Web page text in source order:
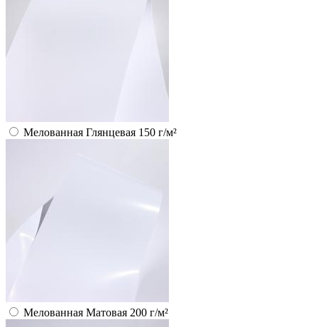
Мелованная Глянцевая 150 г/м²
Мелованная Матовая 200 г/м²